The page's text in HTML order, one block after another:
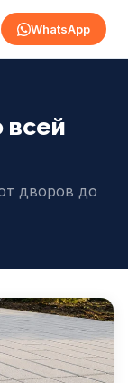
WhatsApp
всей
дворов до